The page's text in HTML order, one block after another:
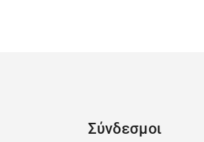
Σύνδεσμοι